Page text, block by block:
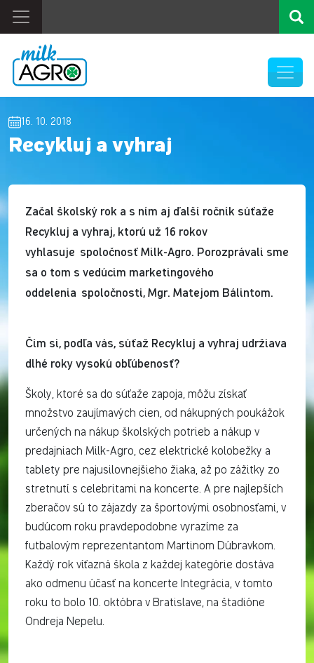
16. 10. 2018
Recykluj a vyhraj
Začal školský rok a s ním aj ďalší ročník súťaže
Recykluj a vyhraj, ktorú už 16 rokov
vyhlasuje spoločnosť Milk-Agro. Porozprávali sme
sa o tom s vedúcim marketingového
oddelenia spoločnosti, Mgr. Matejom Bálintom.
Čím si, podľa vás, súťaž Recykluj a vyhraj udržiava
dlhé roky vysokú obľúbenosť?
Školy, ktoré sa do súťaže zapoja, môžu získať
množstvo zaujímavých cien, od nákupných poukážok
určených na nákup školských potrieb a nákup v
predajniach Milk-Agro, cez elektrické kolobežky a
tablety pre najusilovnejšieho žiaka, až po zážitky zo
stretnutí s celebritami na koncerte. A pre najlepších
zberačov sú to zájazdy za športovými osobnosťami, v
budúcom roku pravdepodobne vyrazíme za
futbalovým reprezentantom Martinom Dúbravkom.
Každý rok víťazná škola z každej kategórie dostáva
ako odmenu účasť na koncerte Integrácia, v tomto
roku to bolo 10. októbra v Bratislave, na štadióne
Ondreja Nepelu.